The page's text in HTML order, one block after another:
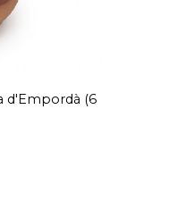
d'Empordà (6